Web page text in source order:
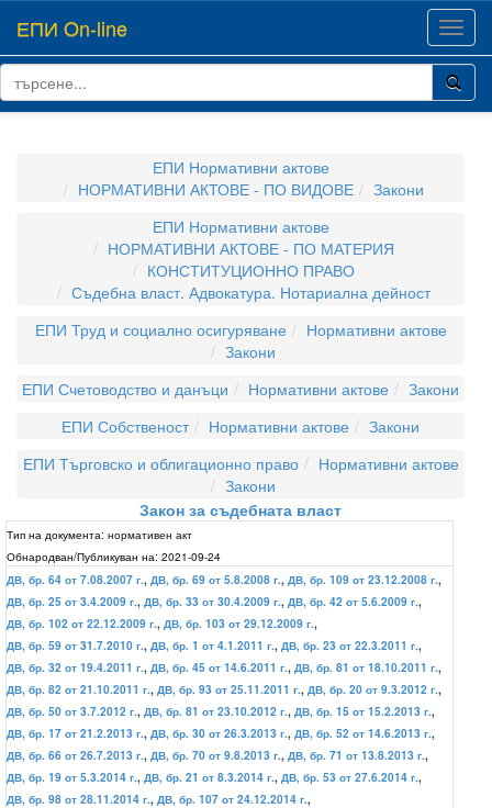
ЕПИ On-line
ЕПИ Нормативни актове
НОРМАТИВНИ АКТОВЕ - ПО ВИДОВЕ
Закони
ЕПИ Нормативни актове
НОРМАТИВНИ АКТОВЕ - ПО МАТЕРИЯ
КОНСТИТУЦИОННО ПРАВО
Съдебна власт. Адвокатура. Нотариална дейност
ЕПИ Труд и социално осигуряване
Нормативни актове
Закони
ЕПИ Счетоводство и данъци
Нормативни актове
Закони
ЕПИ Собственост
Нормативни актове
Закони
ЕПИ Търговско и облигационно право
Нормативни актове
Закони
Закон за съдебната власт
Тип на документа: нормативен акт
Обнародван/Публикуван на: 2021-09-24
ДВ, бр. 64 от 7.08.2007 г., ДВ, бр. 69 от 5.8.2008 г., ДВ, бр. 109 от 23.12.2008 г.,
ДВ, бр. 25 от 3.4.2009 г., ДВ, бр. 33 от 30.4.2009 г., ДВ, бр. 42 от 5.6.2009 г.,
ДВ, бр. 102 от 22.12.2009 г., ДВ, бр. 103 от 29.12.2009 г.,
ДВ, бр. 59 от 31.7.2010 г., ДВ, бр. 1 от 4.1.2011 г., ДВ, бр. 23 от 22.3.2011 г.,
ДВ, бр. 32 от 19.4.2011 г., ДВ, бр. 45 от 14.6.2011 г., ДВ, бр. 81 от 18.10.2011 г.,
ДВ, бр. 82 от 21.10.2011 г., ДВ, бр. 93 от 25.11.2011 г., ДВ, бр. 20 от 9.3.2012 г.,
ДВ, бр. 50 от 3.7.2012 г., ДВ, бр. 81 от 23.10.2012 г., ДВ, бр. 15 от 15.2.2013 г.,
ДВ, бр. 17 от 21.2.2013 г., ДВ, бр. 30 от 26.3.2013 г., ДВ, бр. 52 от 14.6.2013 г.,
ДВ, бр. 66 от 26.7.2013 г., ДВ, бр. 70 от 9.8.2013 г., ДВ, бр. 71 от 13.8.2013 г.,
ДВ, бр. 19 от 5.3.2014 г., ДВ, бр. 21 от 8.3.2014 г., ДВ, бр. 53 от 27.6.2014 г.,
ДВ, бр. 98 от 28.11.2014 г., ДВ, бр. 107 от 24.12.2014 г.,